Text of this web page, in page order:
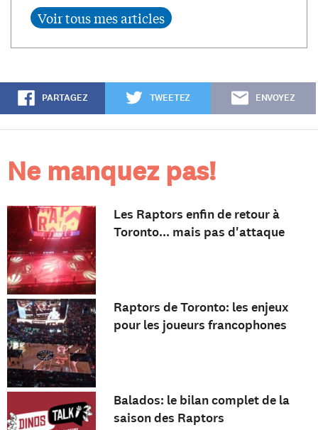
PARTAGEZ TWEETEZ ENVOYEZ
Ne manquez pas!
Les Raptors enfin de retour à
Toronto... mais pas d'attaque
Raptors de Toronto: les enjeux
pour les joueurs francophones
Balados: le bilan complet de la
saison des Raptors